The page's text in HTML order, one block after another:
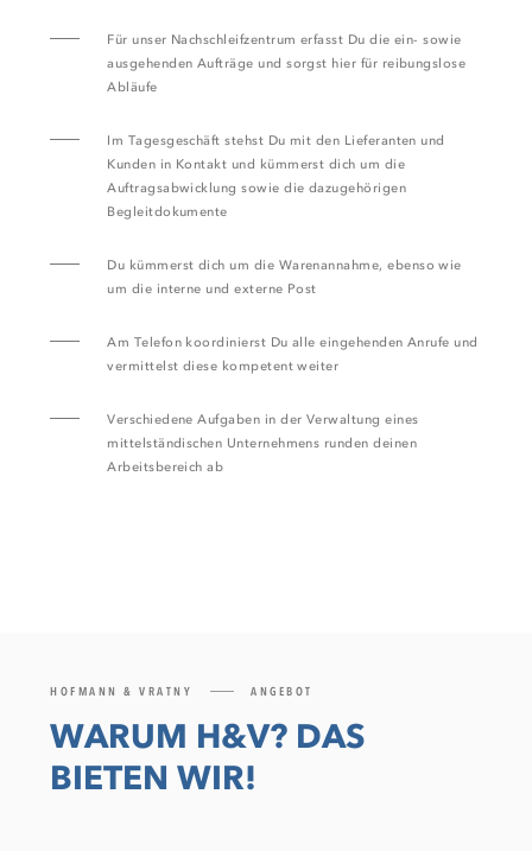
Für unser Nachschleifzentrum erfasst Du die ein- sowie
ausgehenden Aufträge und sorgst hier für reibungslose
Abläufe
Im Tagesgeschäft stehst Du mit den Lieferanten und
Kunden in Kontakt und kümmerst dich um die
Auftragsabwicklung sowie die dazugehörigen
Begleitdokumente
Du kümmerst dich um die Warenannahme, ebenso wie
um die interne und externe Post
Am Telefon koordinierst Du alle eingehenden Anrufe und
vermittelst diese kompetent weiter
Verschiedene Aufgaben in der Verwaltung eines
mittelständischen Unternehmens runden deinen
Arbeitsbereich ab
HOFMANN & VRATNY ANGEBOT
WARUM H&V? DAS
BIETEN WIR!